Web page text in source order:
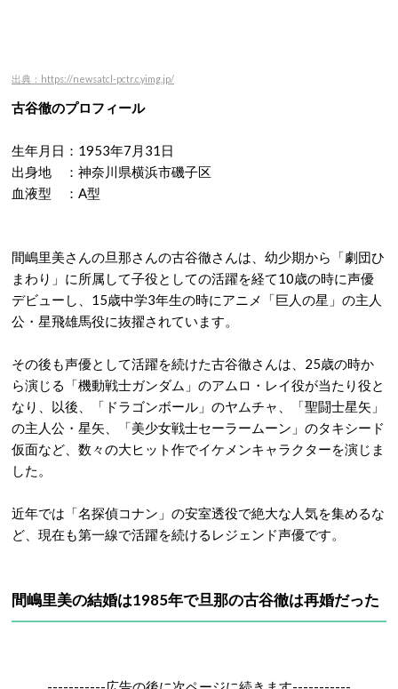
出典：https://newsatcl-pctr.c.yimg.jp/
古谷徹のプロフィール
生年月日：1953年7月31日
出身地 ：神奈川県横浜市磯子区
血液型 ：A型
間嶋里美さんの旦那さんの古谷徹さんは、幼少期から「劇団ひ
まわり」に所属して子役としての活躍を経て10歳の時に声優
デビューし、15歳中学3年生の時にアニメ「巨人の星」の主人
公・星飛雄馬役に抜擢されています。
その後も声優として活躍を続けた古谷徹さんは、25歳の時か
ら演じる「機動戦士ガンダム」のアムロ・レイ役が当たり役と
なり、以後、「ドラゴンボール」のヤムチャ、「聖闘士星矢」
の主人公・星矢、「美少女戦士セーラームーン」のタキシード
仮面など、数々の大ヒット作でイケメンキャラクターを演じま
した。
近年では「名探偵コナン」の安室透役で絶大な人気を集めるな
ど、現在も第一線で活躍を続けるレジェンド声優です。
間嶋里美の結婚は1985年で旦那の古谷徹は再婚だった